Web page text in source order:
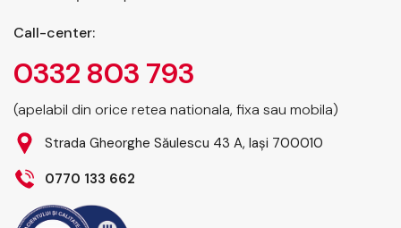
Call-center:
0332 803 793
(apelabil din orice retea nationala, fixa sau mobila)
Strada Gheorghe Săulescu 43 A, Iași 700010
0770 133 662